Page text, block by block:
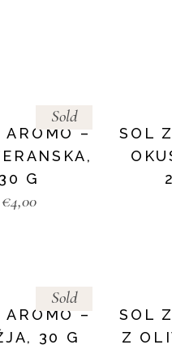
Sold
AROMO –
30 G
€4,00
SOL
Sold
AROMO –
30 G
SOL
Z